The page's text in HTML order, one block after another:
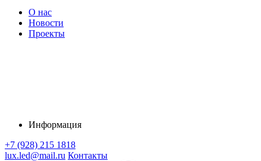
О нас
Новости
Проекты
Информация
+7 (928) 215 1818
lux.led@mail.ru Контакты